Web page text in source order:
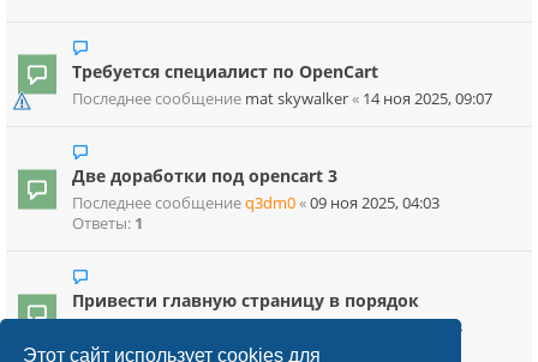
Этот сайт использует cookies для
Требуется специалист по OpenCart
Последнее сообщение mat skywalker« 14 ноя 2025, 09:07
Две доработки под opencart 3
Последнее сообщениеq3dm0«09 ноя 2025, 04:03
Ответы: 1
Привести главную страницу в порядок
18 окт 2025, 17:03
Ответы:12